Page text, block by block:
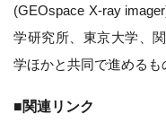
(GEOspace X-ray
学研究所、東京大学、
学ほかと共同で進めるも
■関連リンク